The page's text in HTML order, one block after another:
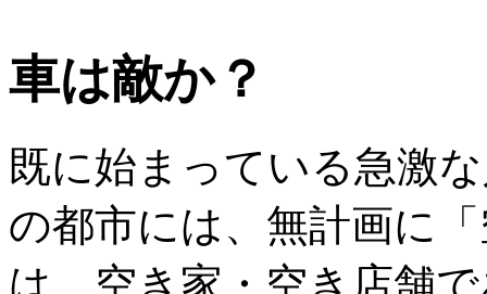
車は敵か？
既に始まっている急激
の都市には、無計画に
は、空き家・空き店舗